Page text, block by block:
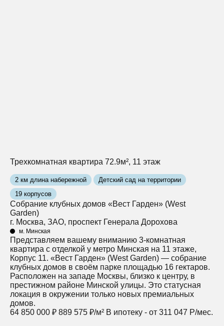
Трехкомнатная квартира 72.9м², 11 этаж
2 км длина набережной
Детский сад на территории
19 корпусов
Собрание клубных домов «Вест Гарден» (West
Garden)
г. Москва, ЗАО, проспект Генерала Дорохова
м. Минская
Представляем вашему вниманию 3-комнатная
квартира с отделкой у метро Минская на 11 этаже,
Корпус 11. «Вест Гарден» (West Garden) — собрание
клубных домов в своём парке площадью 16 гектаров.
Расположен на западе Москвы, близко к центру, в
престижном районе Минской улицы. Это статусная
локация в окружении только новых премиальных
домов.
64 850 000 ₽ 889 575 ₽/м² В ипотеку - от 311 047 Р/мес.